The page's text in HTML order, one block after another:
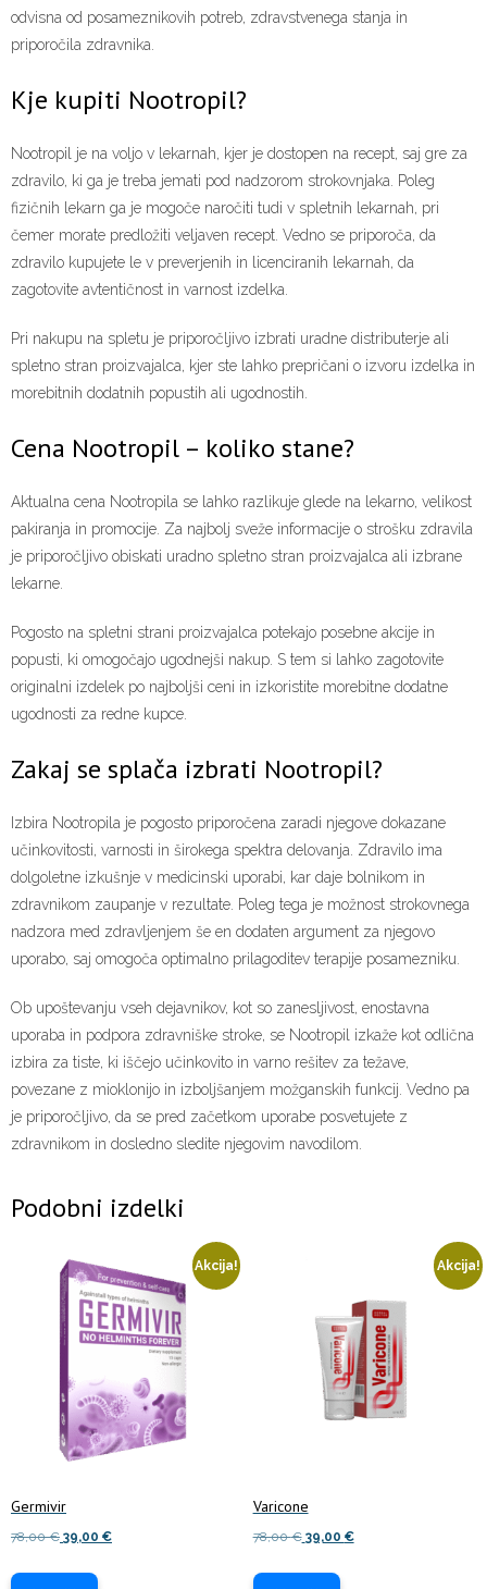
odvisna od posameznikovih potreb, zdravstvenega stanja in
priporočila zdravnika.
Kje kupiti Nootropil?
Nootropil je na voljo v lekarnah, kjer je dostopen na recept, saj gre za
zdravilo, ki ga je treba jemati pod nadzorom strokovnjaka. Poleg
fizičnih lekarn ga je mogoče naročiti tudi v spletnih lekarnah, pri
čemer morate predložiti veljaven recept. Vedno se priporoča, da
zdravilo kupujete le v preverjenih in licenciranih lekarnah, da
zagotovite avtentičnost in varnost izdelka.
Pri nakupu na spletu je priporočljivo izbrati uradne distributerje ali
spletno stran proizvajalca, kjer ste lahko prepričani o izvoru izdelka in
morebitnih dodatnih popustih ali ugodnostih.
Cena Nootropil – koliko stane?
Aktualna cena Nootropila se lahko razlikuje glede na lekarno, velikost
pakiranja in promocije. Za najbolj sveže informacije o strošku zdravila
je priporočljivo obiskati uradno spletno stran proizvajalca ali izbrane
lekarne.
Pogosto na spletni strani proizvajalca potekajo posebne akcije in
popusti, ki omogočajo ugodnejši nakup. S tem si lahko zagotovite
originalni izdelek po najboljši ceni in izkoristite morebitne dodatne
ugodnosti za redne kupce.
Zakaj se splača izbrati Nootropil?
Izbira Nootropila je pogosto priporočena zaradi njegove dokazane
učinkovitosti, varnosti in širokega spektra delovanja. Zdravilo ima
dolgoletne izkušnje v medicinski uporabi, kar daje bolnikom in
zdravnikom zaupanje v rezultate. Poleg tega je možnost strokovnega
nadzora med zdravljenjem še en dodaten argument za njegovo
uporabo, saj omogoča optimalno prilagoditev terapije posamezniku.
Ob upoštevanju vseh dejavnikov, kot so zanesljivost, enostavna
uporaba in podpora zdravniške stroke, se Nootropil izkaže kot odlična
izbira za tiste, ki iščejo učinkovito in varno rešitev za težave,
povezane z mioklonijo in izboljšanjem možganskih funkcij. Vedno pa
je priporočljivo, da se pred začetkom uporabe posvetujete z
zdravnikom in dosledno sledite njegovim navodilom.
Podobni izdelki
Akcija!
Germivir
78,00€ Izvirna
39,00 €Trenutna
Akcija!
Varicone
78,00€ Izvirna
39,00 €Trenutna